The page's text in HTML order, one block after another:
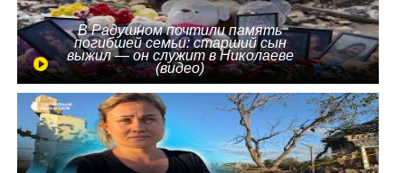
В Радушном почтили память
погибшей семьи: старший сын
выжил — он служит в Николаеве
(видео)